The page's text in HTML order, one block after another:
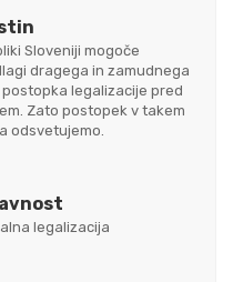
Sloveniji mogoče
dragega in zamudnega
legalizacije pred
Zato postopek v takem
odsvetujemo.
legalizacija